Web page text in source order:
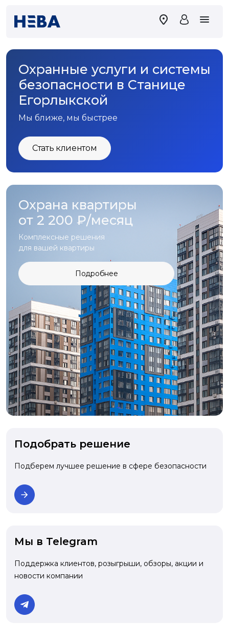
Охранные услуги и системы
безопасности в Станице
Егорлыкской
Мы ближе, мы быстрее
Стать клиентом
Охрана квартиры
от 2 200 ₽/месяц
Комплексные решения
для вашей квартиры
Подробнее
Подобрать решение
Подберем лучшее решение в сфере безопасности
Мы в Telegram
Поддержка клиентов, розыгрыши, обзоры, акции и
новости компании